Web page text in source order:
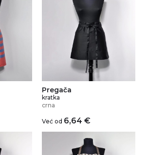
Pregača
kratka
crna
Već od 6,64 €